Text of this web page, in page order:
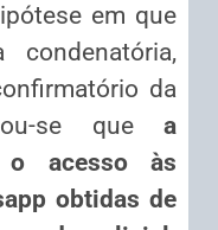
em que
da
se que a
o acesso às
obtidas de